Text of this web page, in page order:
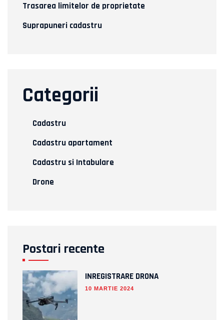
Trasarea limitelor de proprietate
Suprapuneri cadastru
Categorii
Cadastru
Cadastru apartament
Cadastru si Intabulare
Drone
Postari recente
INREGISTRARE DRONA
10 MARTIE 2024